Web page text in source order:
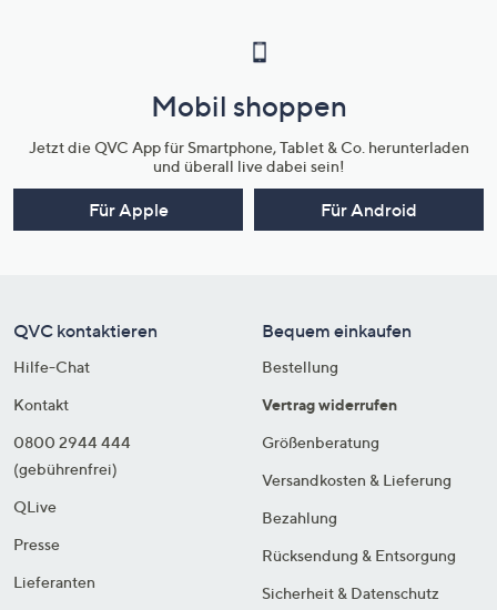
Mobil shoppen
Jetzt die QVC App für Smartphone, Tablet & Co. herunterladen
und überall live dabei sein!
Für Apple Für Android
QVC kontaktieren
Hilfe-Chat
Kontakt
0800 2944 444
(gebührenfrei)
QLive
Presse
Lieferanten
Bequem einkaufen
Bestellung
Vertrag widerrufen
Größenberatung
Versandkosten & Lieferung
Bezahlung
Rücksendung & Entsorgung
Sicherheit & Datenschutz